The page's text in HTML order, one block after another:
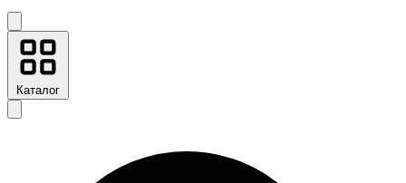
Каталог